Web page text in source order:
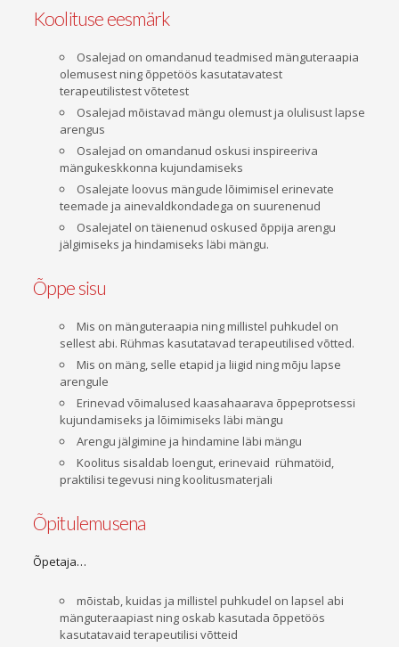
Koolituse eesmärk
Osalejad on omandanud teadmised mänguteraapia
olemusest ning õppetöös kasutatavatest
terapeutilistest võtetest
Osalejad mõistavad mängu olemust ja olulisust lapse
arengus
Osalejad on omandanud oskusi inspireeriva
mängukeskkonna kujundamiseks
Osalejate loovus mängude lõimimisel erinevate
teemade ja ainevaldkondadega on suurenenud
Osalejatel on täienenud oskused õppija arengu
jälgimiseks ja hindamiseks läbi mängu.
Õppe sisu
Mis on mänguteraapia ning millistel puhkudel on
sellest abi. Rühmas kasutatavad terapeutilised võtted.
Mis on mäng, selle etapid ja liigid ning mõju lapse
arengule
Erinevad võimalused kaasahaarava õppeprotsessi
kujundamiseks ja lõimimiseks läbi mängu
Arengu jälgimine ja hindamine läbi mängu
Koolitus sisaldab loengut, erinevaid rühmatöid,
praktilisi tegevusi ning koolitusmaterjali
Õpitulemusena
Õpetaja…
mõistab, kuidas ja millistel puhkudel on lapsel abi
mänguteraapiast ning oskab kasutada õppetöös
kasutatavaid terapeutilisi võtteid